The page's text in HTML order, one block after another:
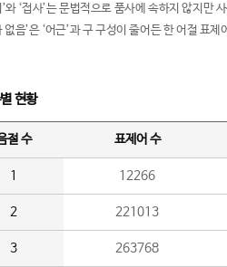
와 ‘접사’는 문법적으로 품사에 속하지 않지만
없음’은 ‘어근’과 구 구성이 줄어든 한 어절 표
현황
절 수 표제어 수
1 12266
2 221013
3 263768